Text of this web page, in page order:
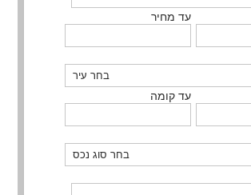
עד מחיר
עד קומה